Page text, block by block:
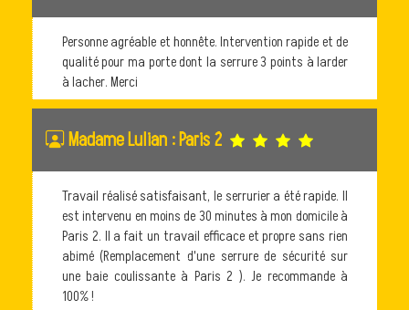
Personne agréable et honnête. Intervention rapide et de
qualité pour ma porte dont la serrure 3 points à larder
à lacher. Merci
Madame Lulian : Paris 2
Travail réalisé satisfaisant, le serrurier a été rapide. Il
est intervenu en moins de 30 minutes à mon domicile à
Paris 2. Il a fait un travail efficace et propre sans rien
abimé (Remplacement d'une serrure de sécurité sur
une baie coulissante à Paris 2 ). Je recommande à
100% !